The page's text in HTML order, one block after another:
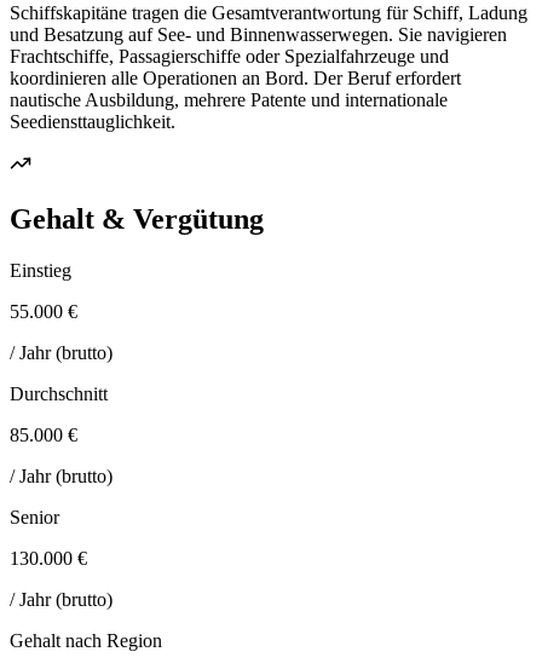
Schiffskapitäne tragen die Gesamtverantwortung für Schiff, Ladung
und Besatzung auf See- und Binnenwasserwegen. Sie navigieren
Frachtschiffe, Passagierschiffe oder Spezialfahrzeuge und
koordinieren alle Operationen an Bord. Der Beruf erfordert
nautische Ausbildung, mehrere Patente und internationale
Seediensttauglichkeit.
Gehalt & Vergütung
Einstieg
55.000 €
/ Jahr (brutto)
Durchschnitt
85.000 €
/ Jahr (brutto)
Senior
130.000 €
/ Jahr (brutto)
Gehalt nach Region